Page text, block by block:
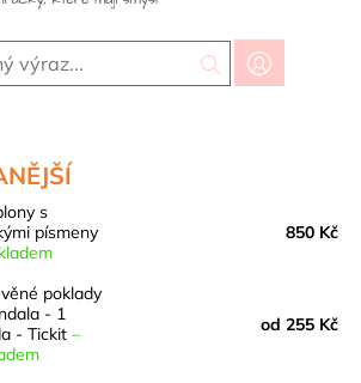
s
písmeny
850 Kč
poklady
- 1
- Tickit –
od 255 Kč